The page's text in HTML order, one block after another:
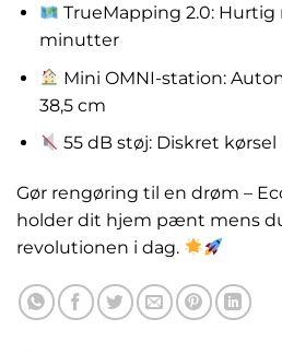
TrueMapping 2.0: Hurtig
minutter
Mini OMNI-station:
38,5 cm
55 dB støj: Diskret
Gør rengøring til en drøm –
holder dit hjem pænt mens
revolutionen i dag.